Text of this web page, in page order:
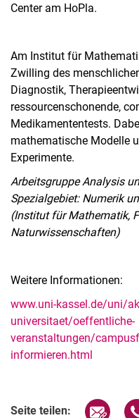
Center am HoPla.
Am Institut für
Zwilling des
Diagnostik,
ressourcenschonende,
Medikamententests.
mathematische Modelle
Experimente.
Arbeitsgruppe Analysis
Spezialgebiet: Numerik
(Institut für Mathematik,
Naturwissenschaften)
Weitere Informationen:
www.uni-kassel.de/uni/
universitaet/oeffentliche-
veranstaltungen/
informieren.html
Seite teilen: